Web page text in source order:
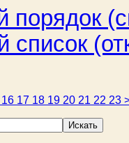
порядок
список
16 17 18 19 20 21 22 23